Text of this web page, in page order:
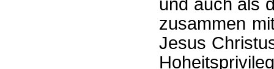
und auch als
zusammen
Jesus